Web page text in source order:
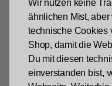
Wir nutzen keine
ähnlichen Mist,
technische Cookies
Shop, damit die
Du mit diesen
einverstanden bist,